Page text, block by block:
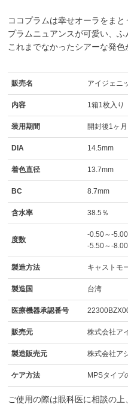
ココプラムは幸せオーラをまと
プラムニュアンスが可愛い、ふ
これまでなかったシアーな発色
販売名 アイジェニ
内容 1箱1枚入り
装用期間 開封後1ヶ月
DIA 14.5mm
着色直径 13.7mm
BC 8.7mm
含水率 38.5％
度数
-0.50～-
-5.50～-
製造方法 キャストモ
製造国 台湾
医療機器承認番号
販売元 株式会社ア
製造販売元 株式会社ア
ケア方法 MPSタイプ
ご使用の際は眼科医に相談の上、